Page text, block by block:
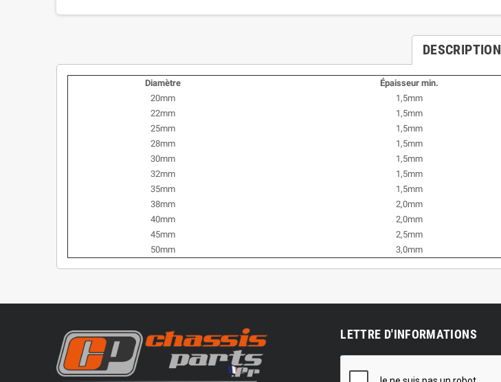
DESCRIPTION
Diamètre Épaisseur min.
20mm
1,5mm
22mm
1,5mm
25mm
1,5mm
28mm
1,5mm
30mm
1,5mm
32mm
1,5mm
35mm
1,5mm
38mm
2,0mm
40mm
2,0mm
45mm
2,5mm
50mm
3,0mm
LETTRE D'INFORMATIONS